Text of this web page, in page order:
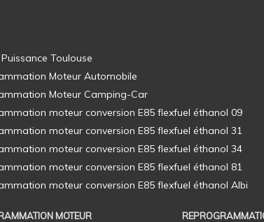
MOTEUR
Toulouse
Moteur Automobile
Moteur Camping-Car
moteur conversion E85 flexfuel éthanol 09
moteur conversion E85 flexfuel éthanol 31
moteur conversion E85 flexfuel éthanol 34
moteur conversion E85 flexfuel éthanol 81
moteur conversion E85 flexfuel éthanol Albi